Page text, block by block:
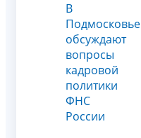
В
Подмосковье
обсуждают
вопросы
кадровой
политики
ФНС
России